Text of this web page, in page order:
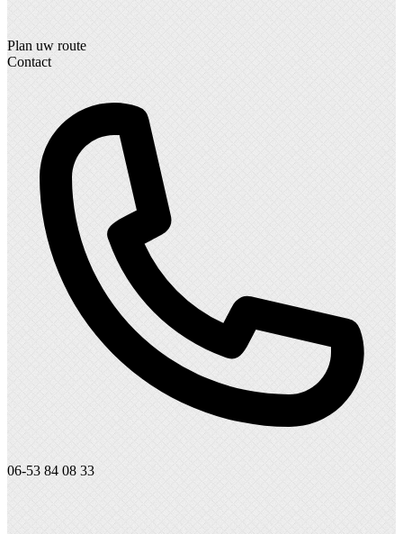
Plan uw route
Contact
06-53 84 08 33